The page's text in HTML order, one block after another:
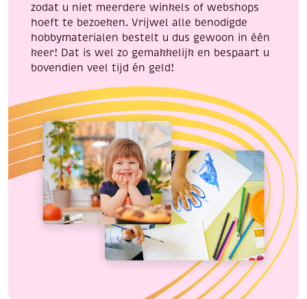
zodat u niet meerdere winkels of webshops
hoeft te bezoeken. Vrijwel alle benodigde
hobbymaterialen bestelt u dus gewoon in één
keer! Dat is wel zo gemakkelijk en bespaart u
bovendien veel tijd én geld!